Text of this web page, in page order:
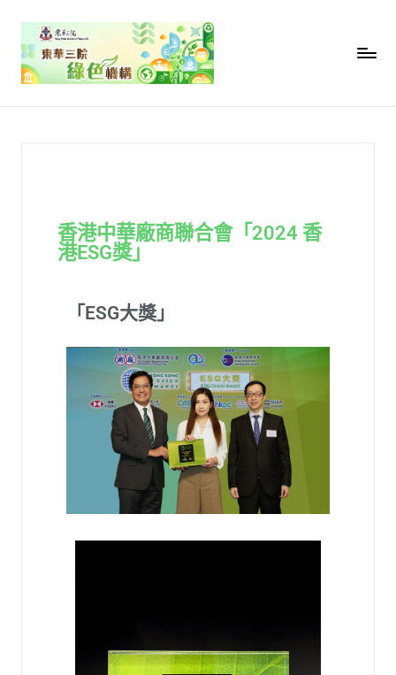
香港中華廠商聯合會「2024 香
港ESG獎」
「ESG大獎」